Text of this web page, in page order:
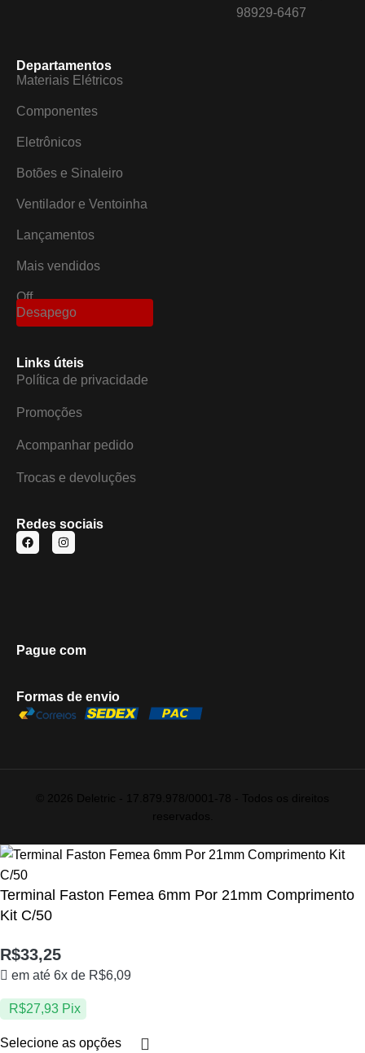
98929-6467
Departamentos
Materiais Elétricos
Componentes
Eletrônicos
Botões e Sinaleiro
Ventilador e Ventoinha
Lançamentos
Mais vendidos
Off
Desapego
Links úteis
Política de privacidade
Promoções
Acompanhar pedido
Trocas e devoluções
Redes sociais
Pague com
Formas de envio
Terminal Faston Femea 6mm Por 21mm Comprimento
Kit C/50
R$33,25
em até 6x de R$6,09
R$27,93 Pix
Selecione as opções